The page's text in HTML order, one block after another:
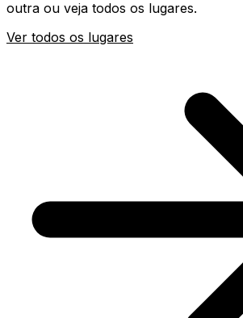
outra ou veja todos os lugares.
Ver todos os lugares